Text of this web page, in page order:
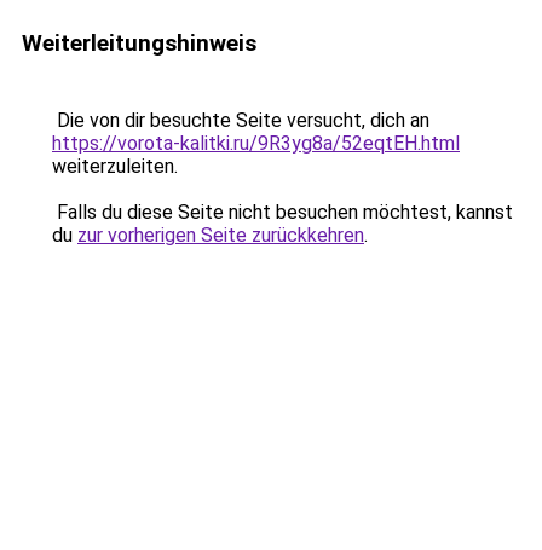
Weiterleitungshinweis
Die von dir besuchte Seite versucht, dich an
https://vorota-kalitki.ru/9R3yg8a/52eqtEH.html
weiterzuleiten.
Falls du diese Seite nicht besuchen möchtest, kannst
du zur vorherigen Seite zurückkehren.